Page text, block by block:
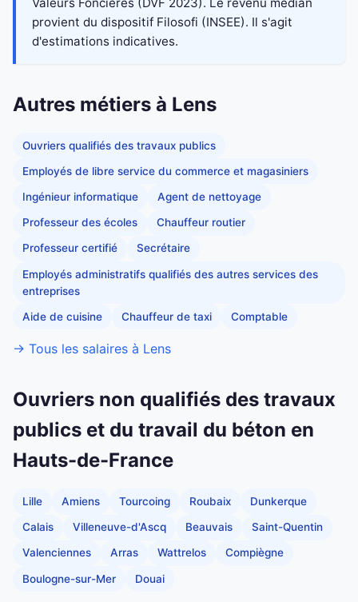
provient du dispositif Filosofi (INSEE). Il s'agit
d'estimations indicatives.
Autres métiers à Lens
Ouvriers qualifiés des travaux publics
Employés de libre service du commerce et magasiniers
Ingénieur informatique Agent de nettoyage
Professeur des écoles Chauffeur routier
Professeur certifié Secrétaire
Employés administratifs qualifiés des autres services des
entreprises
Aide de cuisine Chauffeur de taxi Comptable
→ Tous les salaires à Lens
Ouvriers non qualifiés des travaux
publics et du travail du béton en
Hauts-de-France
Lille Amiens Tourcoing Roubaix Dunkerque
Calais Villeneuve-d'Ascq Beauvais Saint-Quentin
Valenciennes Arras Wattrelos Compiègne
Boulogne-sur-Mer Douai